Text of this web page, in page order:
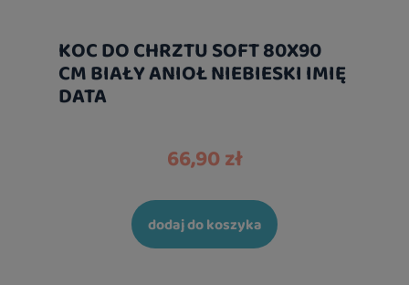
KOC DO CHRZTU SOFT 80X90
CM BIAŁY ANIOŁ NIEBIESKI IMIĘ
DATA
66,90 zł
dodaj do koszyka